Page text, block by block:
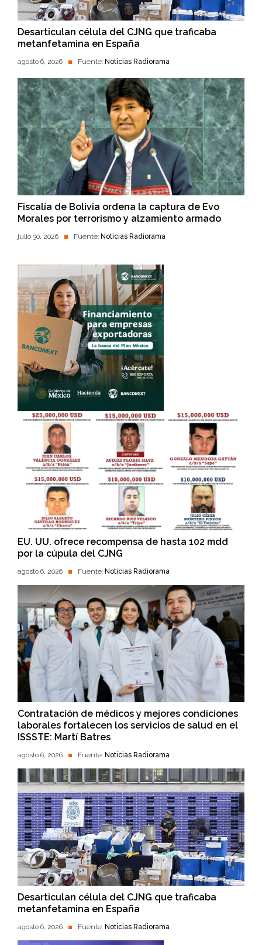
Desarticulan célula del CJNG que traficaba
metanfetamina en España
agosto 6, 2026 Fuente: Noticias Radiorama
Fiscalía de Bolivia ordena la captura de Evo
Morales por terrorismo y alzamiento armado
julio 30, 2026 Fuente: Noticias Radiorama
EU. UU. ofrece recompensa de hasta 102 mdd
por la cúpula del CJNG
agosto 6, 2026 Fuente: Noticias Radiorama
Contratación de médicos y mejores condiciones
laborales fortalecen los servicios de salud en el
ISSSTE: Martí Batres
agosto 6, 2026 Fuente: Noticias Radiorama
Desarticulan célula del CJNG que traficaba
metanfetamina en España
agosto 6, 2026 Fuente: Noticias Radiorama